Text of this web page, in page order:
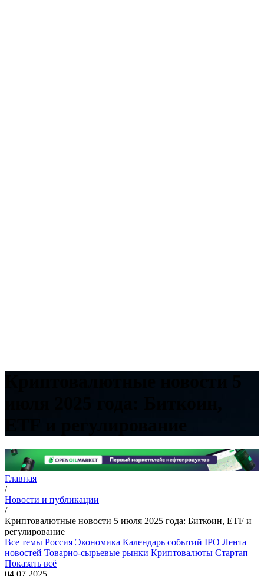
Главная
/
Новости и публикации
/
Криптовалютные новости 5 июля 2025 года: Биткоин, ETF и
регулирование
Все темы Россия Экономика Календарь событий IPO Лента
новостей Товарно-сырьевые рынки Криптовалюты Стартап
Показать всё